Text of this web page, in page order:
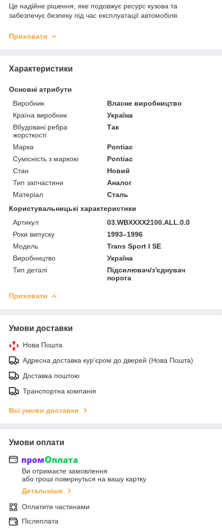
Це надійне рішення, яке подовжує ресурс кузова та
забезпечує безпеку під час експлуатації автомобіля.
Приховати
Характеристики
Основні атрибути
Виробник
Власне виробництво
Країна виробник
Україна
Вбудовані ребра
жорсткості
Так
Марка
Pontiac
Сумісність з маркою
Pontiac
Стан
Новий
Тип запчастини
Аналог
Матеріал
Сталь
Користувальницькі характеристики
Артикул
03.WBXXXX2100.ALL.0.0
Роки випуску
1993–1996
Мoдель
Trans Sport I SE
Виробництво
Україна
Тип деталі
Підсилювач/з'єднувач
порога
Приховати
Умови доставки
Нова Пошта
Адресна доставка кур'єром до дверей (Нова Пошта)
Доставка поштою
Транспортна компанія
Всі умови доставки
Умови оплати
Ви отримаєте замовлення
або гроші повернуться на вашу картку
Детальніше
Оплатити частинами
Післяплата